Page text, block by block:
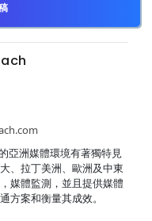
亞洲媒體環境有著獨特見
、拉丁美洲、歐洲及中東
媒體監測，並且提供媒體
方案和衡量其成效。